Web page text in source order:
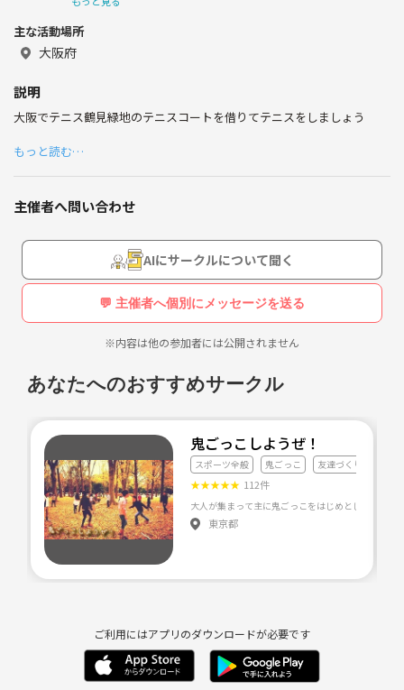
主な活動場所
大阪府
説明
大阪でテニス鶴見緑地のテニスコートを借りてテニスをしましょう
もっと読む…
主催者へ問い合わせ
AIにサークルについて聞く
💬 主催者へ個別にメッセージを送る
※内容は他の参加者には公開されません
あなたへのおすすめサークル
鬼ごっこしようぜ！
スポーツ全般 鬼ごっこ 友達づくり
★★★★★ 112件
東京都
ご利用にはアプリのダウンロードが必要です